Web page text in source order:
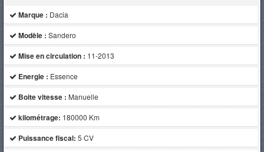
Marque : Dacia
Modèle : Sandero
Mise en circulation : 11-2013
Energie : Essence
Boite vitesse : Manuelle
kilométrage: 180000 Km
Puissance fiscal: 5 CV